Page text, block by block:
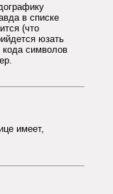
в списке
(что
юзать
кода символов
имеет,